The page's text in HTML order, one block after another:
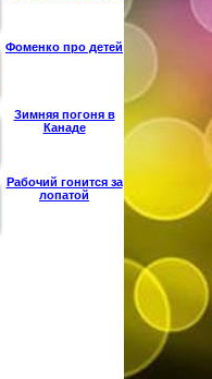
Фоменко про детей
Зимняя погоня в
Канаде
Рабочий гонится за
лопатой